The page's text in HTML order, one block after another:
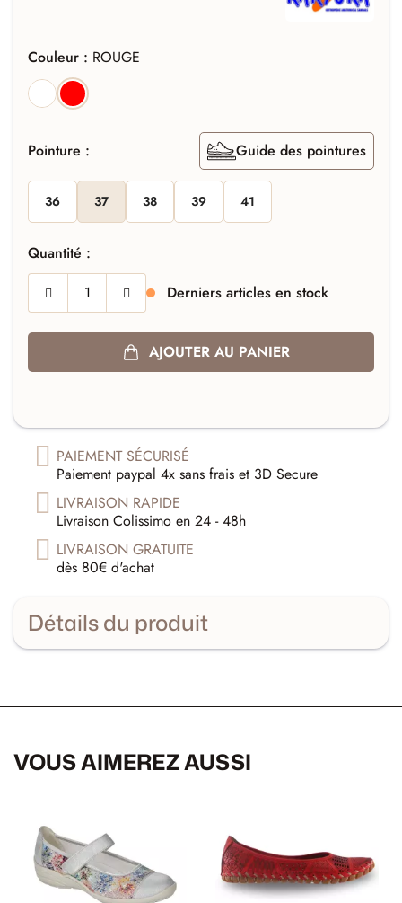
Couleur : ROUGE
BLANCROUGE
Pointure : Guide des pointures
36 37 38 39 41
Quantité :
Derniers articles en stock
AJOUTER AU PANIER
PAIEMENT SÉCURISÉ
Paiement paypal 4x sans frais et 3D Secure
LIVRAISON RAPIDE
Livraison Colissimo en 24 - 48h
LIVRAISON GRATUITE
dès 80€ d'achat
Détails du produit
VOUS AIMEREZ AUSSI